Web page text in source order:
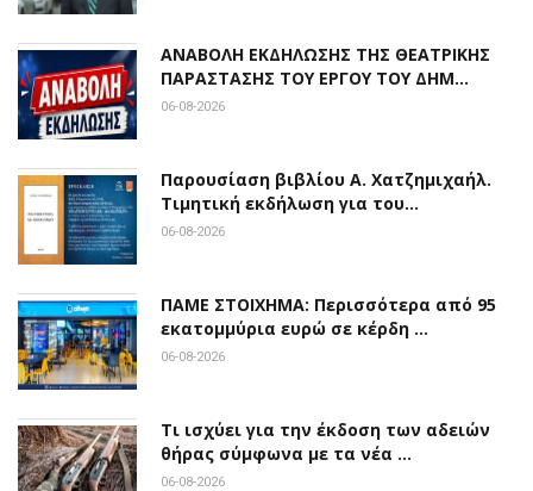
ΑΝΑΒΟΛΗ ΕΚΔΗΛΩΣΗΣ ΤΗΣ ΘΕΑΤΡΙΚΗΣ
ΠΑΡΑΣΤΑΣΗΣ ΤΟΥ ΕΡΓΟΥ ΤΟΥ ΔΗΜ…
06-08-2026
Παρουσίαση βιβλίου Α. Χατζημιχαήλ.
Τιμητική εκδήλωση για του…
06-08-2026
ΠΑΜΕ ΣΤΟΙΧΗΜΑ: Περισσότερα από 95
εκατομμύρια ευρώ σε κέρδη …
06-08-2026
Τι ισχύει για την έκδοση των αδειών
θήρας σύμφωνα με τα νέα …
06-08-2026